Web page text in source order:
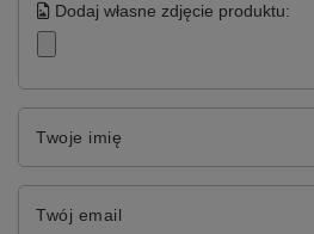
Dodaj własne zdjęcie produktu:
Twoje imię
Twój email